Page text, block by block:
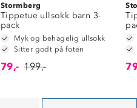
Stormberg
Tippetue ullsokk barn 3-
pack
Myk og behagelig ullsokk
Sitter godt på foten
79,- 199,-